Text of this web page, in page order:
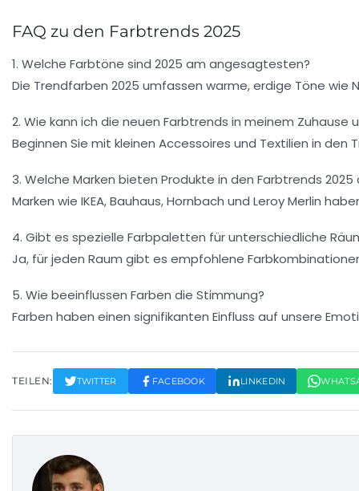
FAQ zu den Farbtrends 2025
1. Welche Farbtöne sind 2025 am angesagtesten?
Die Trendfarben 2025 umfassen warme, erdige Töne wie
2. Wie kann ich die neuen Farbtrends in meinem Zuhause
Beginnen Sie mit kleinen Accessoires und Textilien in
3. Welche Marken bieten Produkte in den Farbtrends 2025
Marken wie IKEA, Bauhaus, Hornbach und Leroy Merlin
4. Gibt es spezielle Farbpaletten für unterschiedliche
Ja, für jeden Raum gibt es empfohlene
5. Wie beeinflussen Farben die Stimmung?
Farben haben einen signifikanten Einfluss auf unsere
TEILEN: TWITTER FACEBOOK LINKEDIN